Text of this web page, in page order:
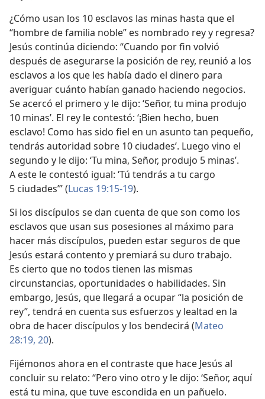
¿Cómo usan los 10 esclavos las minas hasta que el
“hombre de familia noble” es nombrado rey y regresa?
Jesús continúa diciendo: “Cuando por fin volvió
después de asegurarse la posición de rey, reunió a los
esclavos a los que les había dado el dinero para
averiguar cuánto habían ganado haciendo negocios.
Se acercó el primero y le dijo: ‘Señor, tu mina produjo
10 minas’. El rey le contestó: ‘¡Bien hecho, buen
esclavo! Como has sido fiel en un asunto tan pequeño,
tendrás autoridad sobre 10 ciudades’. Luego vino el
segundo y le dijo: ‘Tu mina, Señor, produjo 5 minas’.
A este le contestó igual: ‘Tú tendrás a tu cargo
5 ciudades’” (Lucas 19:15-19).
Si los discípulos se dan cuenta de que son como los
esclavos que usan sus posesiones al máximo para
hacer más discípulos, pueden estar seguros de que
Jesús estará contento y premiará su duro trabajo.
Es cierto que no todos tienen las mismas
circunstancias, oportunidades o habilidades. Sin
embargo, Jesús, que llegará a ocupar “la posición de
rey”, tendrá en cuenta sus esfuerzos y lealtad en la
obra de hacer discípulos y los bendecirá (Mateo
28:19, 20).
Fijémonos ahora en el contraste que hace Jesús al
concluir su relato: “Pero vino otro y le dijo: ‘Señor, aquí
está tu mina, que tuve escondida en un pañuelo.